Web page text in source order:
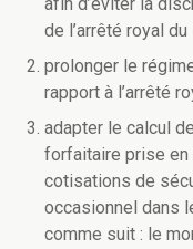
de l’arrêté royal
prolonger le
rapport à l’arrêté
adapter le calcul
forfaitaire prise en
cotisations de
occasionnel dans
comme suit : le